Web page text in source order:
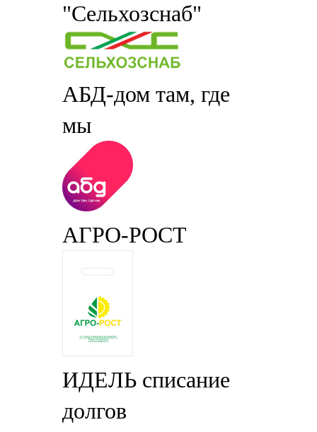
"Сельхозснаб"
АБД-дом там, где
мы
АГРО-РОСТ
ИДЕЛЬ списание
долгов